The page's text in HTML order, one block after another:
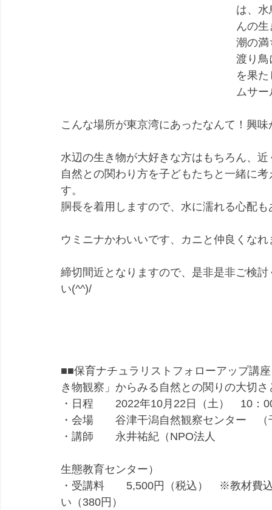
は、
んの
潮の満
渡り鳥
を果
ムサ
こんな場所が東京湾にあったなんて！興
水辺の生き物が大好きな方はもちろん、
自然との関わり方を子どもたちと一緒に
す。
胴長を着用しますので、水に濡れる心配も
ウミニナかわいいです、カニと仲良くなれ
締切間近となりますので、是非是非ご検討
い(^^)/
■■保育ナチュラリストフォローアップ講
き物観察」からみる自然との関りの大切
・日程　　2022年10月22日（土）　10：
・会場　　谷津干潟自然観察センター　
・講師　　永井祐紀（NPO法人
生態教育センター）
・受講料　　5,500円（税込）　※教材費
い（380円）